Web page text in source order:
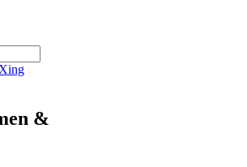
Xing
&